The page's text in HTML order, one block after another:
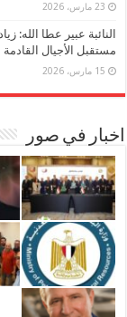
23 مارس، 2026
النائبة عبير عطا الله:
مستقبل الأجيال القادمة
15 مارس، 2026
اخبار في صور